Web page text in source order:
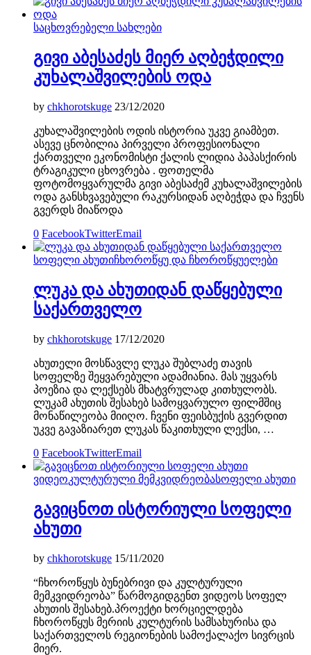
საცხოვრებელი სახლები
გივი აბესაძეს მიერ აღბეჭდილი
კუხალაშვილების ოდა
by chkhorotskuge 23/12/2020
კუხალაშვილების ოდის ისტორია უკვე გიამბეთ.
ასევე ცნობილია პირველი პროფესიონალი
ქართველი ეკონომისტი ქალის ლიდია პაპასქირის
ტრაგიკული ცხოვრება . ფოთელმა
ფოტომოყვარულმა გივი აბესაძემ კუხალაშვილების
ოდა განსხვავებული რაკურსიდან აღბეჭდა და ჩვენს
გვერდს მიაწოდა
0 FacebookTwitterEmail
სოფელი ახუთიჩხოროწყუ და ჩხოროწყუელები
ლუკა და ახუთიდან დაწყებული
საქართველო
by chkhorotskuge 17/12/2020
ახუთელი მოსწავლე ლუკა შუბლაძე თავის
სოფელზე შეყვარებული ადამიანია. მას უყვარს
პოეზია და ლექსებს მხატვრულად კითხულობს.
ლუკამ ახუთის შესახებ სამოყვარულო ფილმშიც
მონაწილეობა მიიღო. ჩვენი ფეისბუქის გვერდით
უკვე გავაზიარეთ ლუკას წაკითხული ლექსი, …
0 FacebookTwitterEmail
ვიდეოკულტურული მემკვიდრეობასოფელი ახუთი
გავიცნოთ ისტორიული სოფელი
ახუთი
by chkhorotskuge 15/11/2020
“ჩხოროწყუს ბუნებრივი და კულტურული
მემკვიდრეობა” წარმოგიდგენთ ვიდეოს სოფელ
ახუთის შესახებ.პროექტი ხორციელდება
ჩხოროწყუს მერიის კულტურის სამსახურისა და
საქართველოს რეგიონების სამოქალაქო სივრცის
მიერ.